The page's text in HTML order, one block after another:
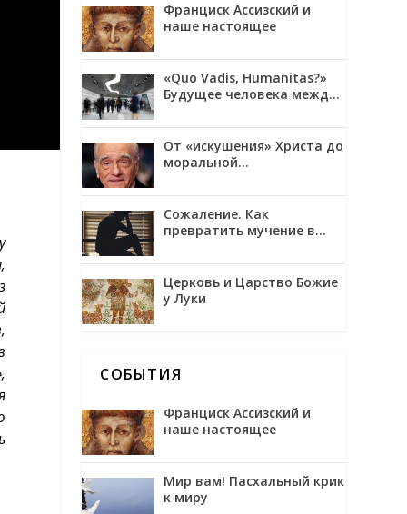
Франциск Ассизский и
наше настоящее
«Quo Vadis, Humanitas?»
Будущее человека между
обожением
От «искушения» Христа до
моральной
фильмах Мартина
Скорсезе
Сожаление. Как
превратить мучение в
Церковь и Царство Божие
у Луки
СОБЫТИЯ
Франциск Ассизский и
наше настоящее
Мир вам! Пасхальный крик
к миру